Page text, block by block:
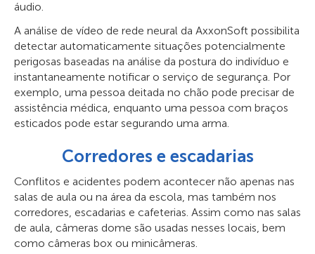
áudio.
A análise de vídeo de rede neural da AxxonSoft possibilita
detectar automaticamente situações potencialmente
perigosas baseadas na análise da postura do indivíduo e
instantaneamente notificar o serviço de segurança. Por
exemplo, uma pessoa deitada no chão pode precisar de
assistência médica, enquanto uma pessoa com braços
esticados pode estar segurando uma arma.
Corredores e escadarias
Conflitos e acidentes podem acontecer não apenas nas
salas de aula ou na área da escola, mas também nos
corredores, escadarias e cafeterias. Assim como nas salas
de aula, câmeras dome são usadas nesses locais, bem
como câmeras box ou minicâmeras.